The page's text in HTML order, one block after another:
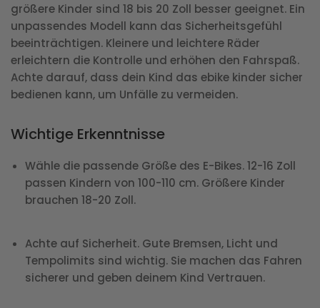
größere Kinder sind 18 bis 20 Zoll besser geeignet. Ein
unpassendes Modell kann das Sicherheitsgefühl
beeinträchtigen. Kleinere und leichtere Räder
erleichtern die Kontrolle und erhöhen den Fahrspaß.
Achte darauf, dass dein Kind das ebike kinder sicher
bedienen kann, um Unfälle zu vermeiden.
Wichtige Erkenntnisse
Wähle die passende Größe des E-Bikes. 12-16 Zoll
passen Kindern von 100-110 cm. Größere Kinder
brauchen 18-20 Zoll.
Achte auf Sicherheit. Gute Bremsen, Licht und
Tempolimits sind wichtig. Sie machen das Fahren
sicherer und geben deinem Kind Vertrauen.